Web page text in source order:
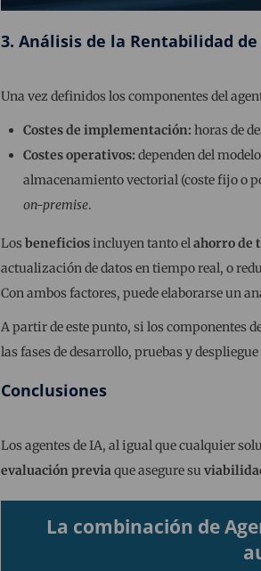
3. Análisis de la Rentabilidad
Una vez definidos los componentes del
Costes de implementación: horas de
Costes operativos: dependen del
almacenamiento vectorial (coste fijo o
on-premise.
Los beneficiosincluyen tanto elahorro de
actualización de datos en tiempo real, o
Con ambos factores, puede elaborarse un
A partir de este punto, si los componentes
las fases de desarrollo, pruebas y despliegue
Conclusiones
Los agentes de IA, al igual que cualquier
evaluación previaque asegure su
La combinación de